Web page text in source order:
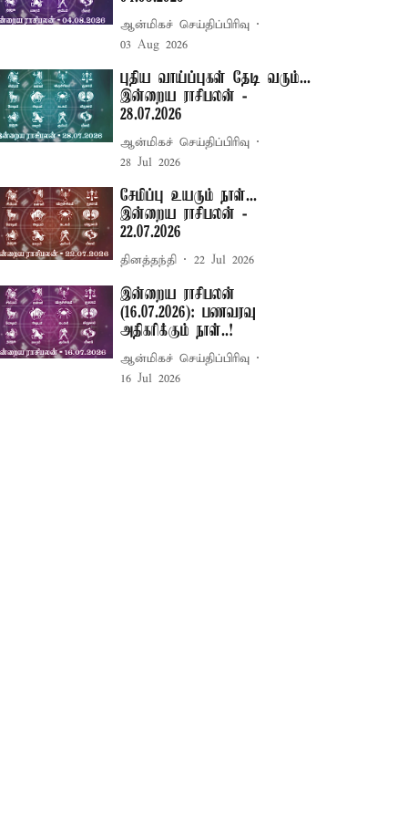
ஆன்மிகச் செய்திப்பிரிவு
03 Aug 2026
புதிய வாய்ப்புகள் தேடி வரும்...
இன்றைய ராசிபலன் -
28.07.2026
ஆன்மிகச் செய்திப்பிரிவு
28 Jul 2026
சேமிப்பு உயரும் நாள்...
இன்றைய ராசிபலன் -
22.07.2026
தினத்தந்தி 22 Jul 2026
இன்றைய ராசிபலன்
(16.07.2026): பணவரவு
அதிகரிக்கும் நாள்..!
ஆன்மிகச் செய்திப்பிரிவு
16 Jul 2026